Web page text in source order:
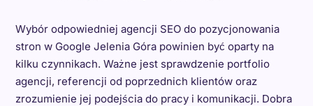
Wybór odpowiedniej agencji SEO do pozycjonowania
stron w Google Jelenia Góra powinien być oparty na
kilku czynnikach. Ważne jest sprawdzenie portfolio
agencji, referencji od poprzednich klientów oraz
zrozumienie jej podejścia do pracy i komunikacji. Dobra